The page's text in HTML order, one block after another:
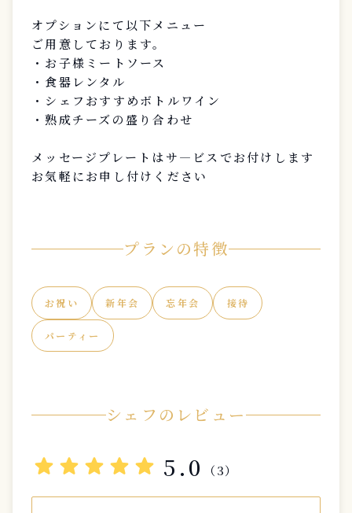
オプションにて以下メニュー
ご用意しております。
・お子様ミートソース
・食器レンタル
・シェフおすすめボトルワイン
・熟成チーズの盛り合わせ
メッセージプレートはサ―ビスでお付けします
お気軽にお申し付けください
プランの特徴
お祝い 新年会 忘年会 接待
パーティー
シェフのレビュー
star star star star star 5.0 （3）